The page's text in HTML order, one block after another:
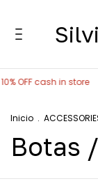
OFF cash in store
Inicio .
Botas